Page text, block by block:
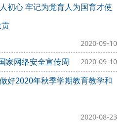
初心 牢记为党育人为国育才使
2020-09-10
家网络安全宣传周 2020-09-10
好2020年秋季学期教育教学和
2020-08-23